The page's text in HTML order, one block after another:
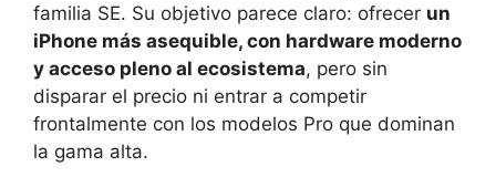
familia SE. Su objetivo parece claro: ofrecer un
iPhone más asequible, con hardware moderno
y acceso pleno al ecosistema, pero sin
disparar el precio ni entrar a competir
frontalmente con los modelos Pro que dominan
la gama alta.